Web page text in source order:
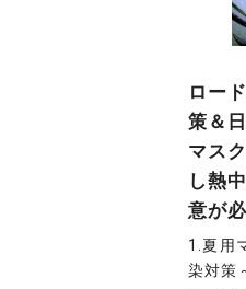
ロー
策＆
マス
し熱
意が
1.夏用
染対策